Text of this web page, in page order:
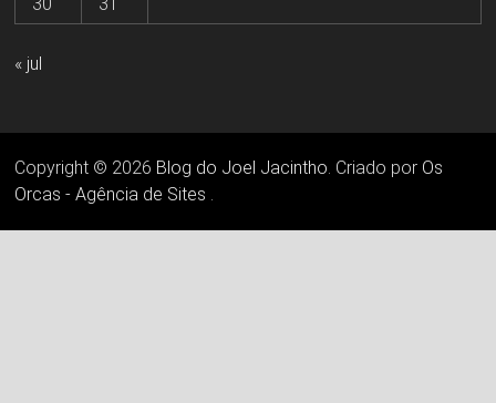
« jul
Copyright © 2026 Blog do Joel Jacintho. Criado por Os
Orcas - Agência de Sites .